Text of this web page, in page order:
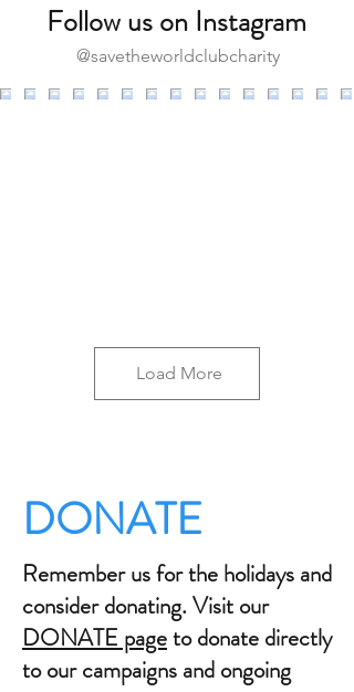
Follow us on Instagram
@savetheworldclubcharity
Load More
DONATE
Remember us for the holidays and
consider donating. Visit our
DONATE pageto donate directly
to our campaigns and ongoing